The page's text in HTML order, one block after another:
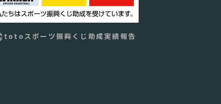
totoスポーツ振興くじ助成実績報告